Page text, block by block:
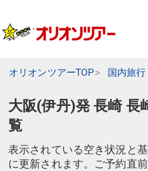
オリオンツアーTOP 国内旅
大阪(伊丹)発 長崎 長
覧
表示されている空き状況と
に更新されます。ご予約直